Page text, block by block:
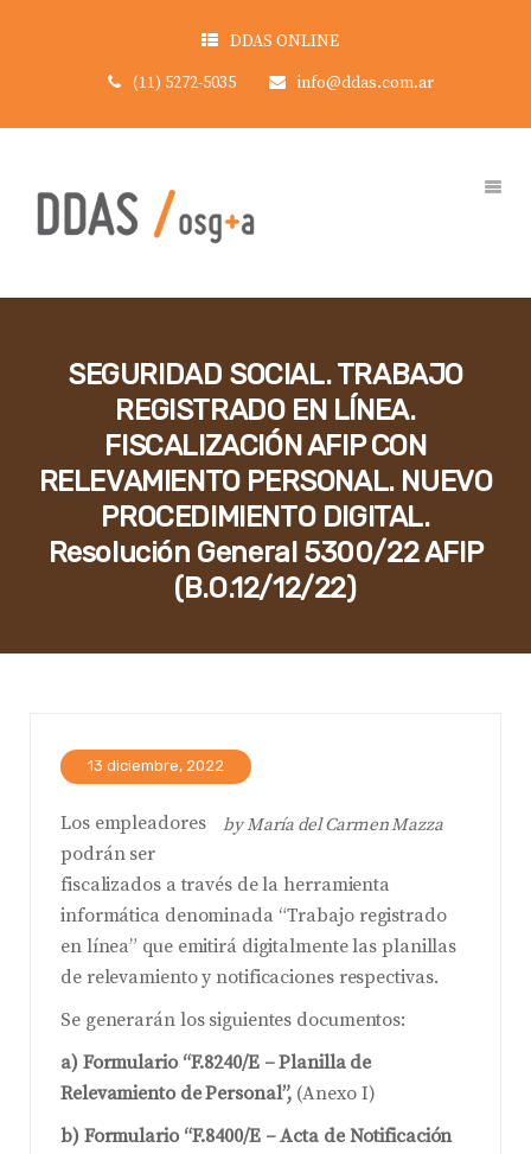
DDAS ONLINE
(11) 5272-5035
info@ddas.com.ar
SEGURIDAD SOCIAL. TRABAJO
REGISTRADO EN LÍNEA.
FISCALIZACIÓN AFIP CON
RELEVAMIENTO PERSONAL. NUEVO
PROCEDIMIENTO DIGITAL.
Resolución General 5300/22 AFIP
(B.O.12/12/22)
13 diciembre, 2022
byMaría del Carmen Mazza
Los empleadores
podrán ser
fiscalizados a través de la herramienta
informática denominada “Trabajo registrado
en línea” que emitirá digitalmente las planillas
de relevamiento y notificaciones respectivas.
Se generarán los siguientes documentos:
a) Formulario “F.8240/E – Planilla de
Relevamiento de Personal”, (Anexo I)
b) Formulario “F.8400/E – Acta de Notificación